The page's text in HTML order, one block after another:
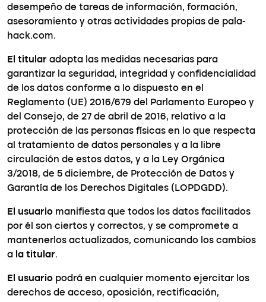
desempeño de tareas de información, formación,
asesoramiento y otras actividades propias de pala-
hack.com.
El titular adopta las medidas necesarias para
garantizar la seguridad, integridad y confidencialidad
de los datos conforme a lo dispuesto en el
Reglamento (UE) 2016/679 del Parlamento Europeo y
del Consejo, de 27 de abril de 2016, relativo a la
protección de las personas físicas en lo que respecta
al tratamiento de datos personales y a la libre
circulación de estos datos, y a la Ley Orgánica
3/2018, de 5 diciembre, de Protección de Datos y
Garantía de los Derechos Digitales (LOPDGDD).
El usuario manifiesta que todos los datos facilitados
por él son ciertos y correctos, y se compromete a
mantenerlos actualizados, comunicando los cambios
a la titular.
El usuario podrá en cualquier momento ejercitar los
derechos de acceso, oposición, rectificación,